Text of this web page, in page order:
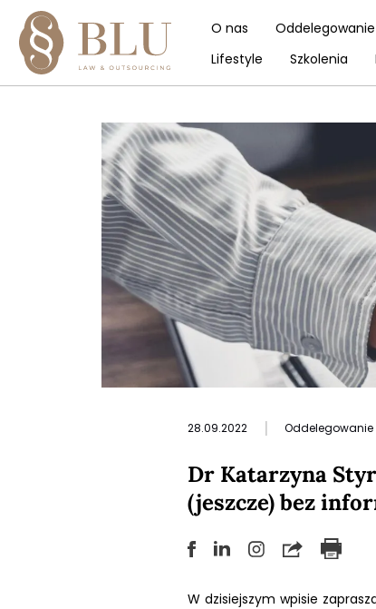
O nas Oddelegowanie
Lifestyle
Szkolenia
28.09.2022 | Oddelegowanie
Dr Katarzyna
(jeszcze) bez
W dzisiejszym wpisie